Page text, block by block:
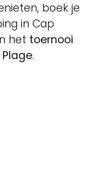
boek je
in Cap
het toernooi
Plage.